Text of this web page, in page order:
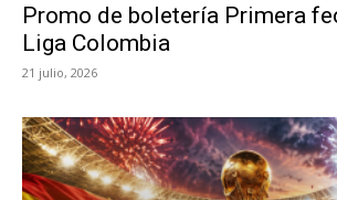
Promo de boletería Primera
Liga Colombia
21 julio, 2026